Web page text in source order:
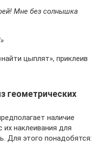
Мне без солнышка
цыплят», приклеив
геометрических
наличие
наклеивания для
Для этого понадобятся: